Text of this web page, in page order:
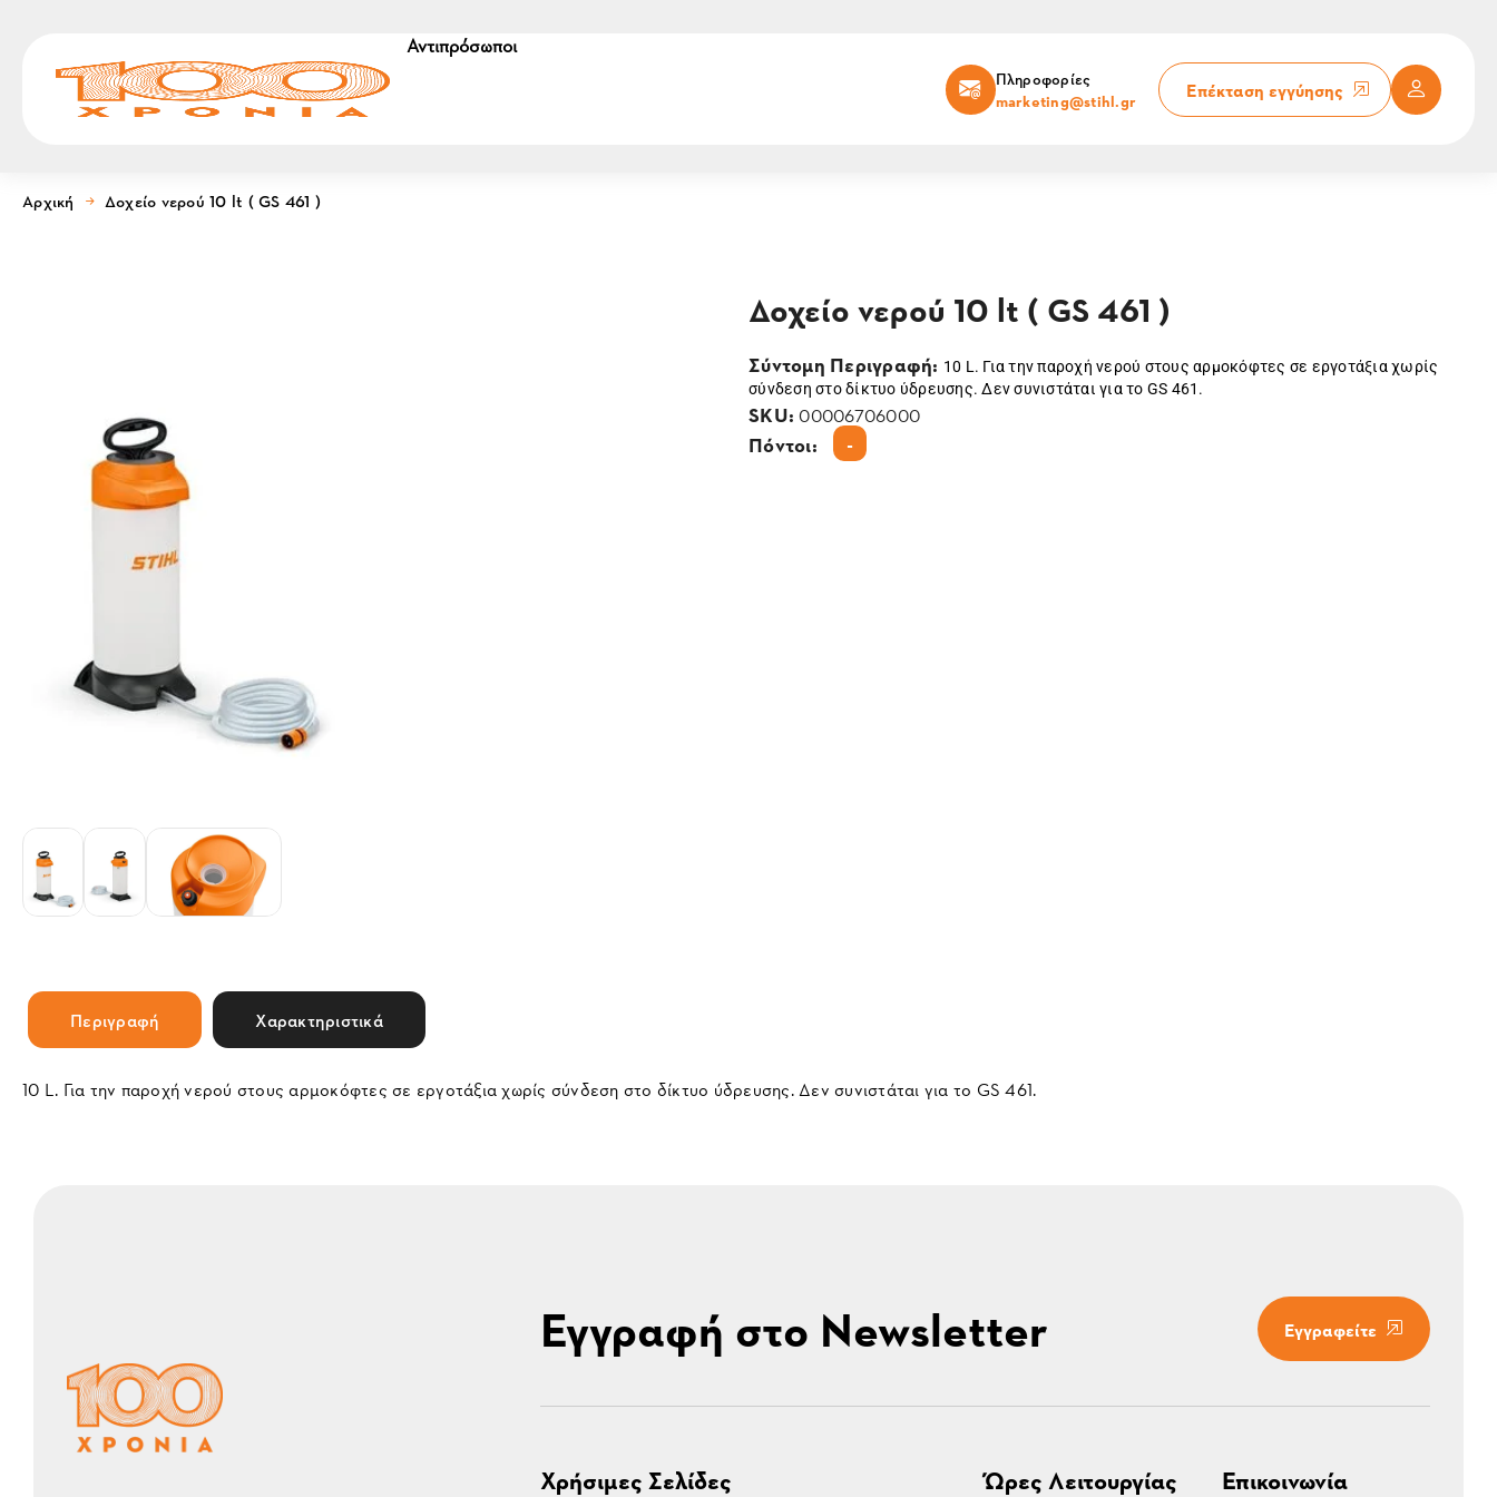
Αντιπρόσωποι
Πληροφορίες
marketing@stihl.gr
Επέκταση εγγύησης
Αρχική Δοχείο νερού 10 lt ( GS 461 )
Δοχείο νερού 10 lt ( GS 461 )
Σύντομη Περιγραφή: 10 L. Για την παροχή νερού στους αρμοκόφτες σε εργοτάξια χωρίς
σύνδεση στο δίκτυο ύδρευσης. Δεν συνιστάται για το GS 461.
SKU:00006706000
Πόντοι: -
Περιγραφή Χαρακτηριστικά
10 L. Για την παροχή νερού στους αρμοκόφτες σε εργοτάξια χωρίς σύνδεση στο δίκτυο ύδρευσης. Δεν συνιστάται για το GS 461.
Εγγραφή στο Newsletter Εγγραφείτε
Χρήσιμες Σελίδες Ώρες Λειτουργίας Επικοινωνία